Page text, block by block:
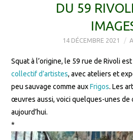
DU 59
14 DÉCEMBRE 2021
Squat à l’origine, le 59 rue de Rivoli
collectif d’artistes, avec ateliers et
peu sauvage comme auxFrigos. Les
œuvres aussi, voici quelques-unes de
aujourd’hui.
*